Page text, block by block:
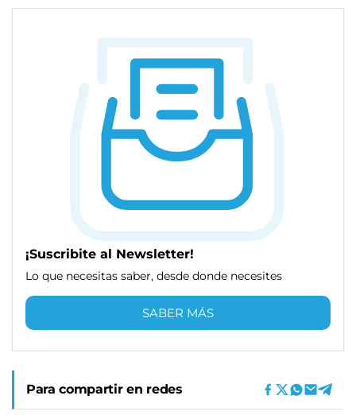
¡Suscribite al Newsletter!
Lo que necesitas saber, desde donde necesites
SABER MÁS
Para compartir en redes